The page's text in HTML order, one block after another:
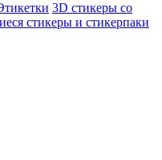
3D стикеры со
стикеры и стикерпаки